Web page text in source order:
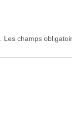
Les champs